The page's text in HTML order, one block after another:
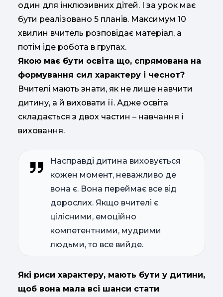
один для інклюзивних дітей. І за урок має
бути реалізовано 5 планів. Максимум 10
хвилин вчитель розповідає матеріал, а
потім іде робота в групах.
Якою має бути освіта що, спрямована на
формування сил характеру і чеснот?
Вчителі мають знати, як не лише навчити
дитину, а й виховати її. Адже освіта
складається з двох частин – навчання і
виховання.
Насправді дитина виховується
кожен момент, неважливо де
вона є. Вона переймає все від
дорослих. Якщо вчителі є
цілісними, емоційно
компетентними, мудрими
людьми, то все вийде.
Які риси характеру, мають бути у дитини,
щоб вона мала всі шанси стати